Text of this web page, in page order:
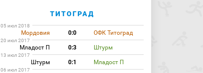
ТИТОГРАД
05 июл 2018
Мордовия 0:0 ОФК Титоград
20 июл 2017
Младост П 0:3 Штурм
13 июл 2017
Штурм 0:1 Младост П
06 июл 2017